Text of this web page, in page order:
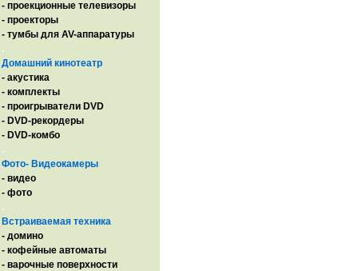
- проекционные телевизоры
- проекторы
- тумбы для AV-аппаратуры
.
Домашний кинотеатр
- акустика
- комплекты
- проигрыватели DVD
- DVD-рекордеры
- DVD-комбо
.
Фото- Видеокамеры
- видео
- фото
.
Встраиваемая техника
- домино
- кофейные автоматы
- варочные поверхности